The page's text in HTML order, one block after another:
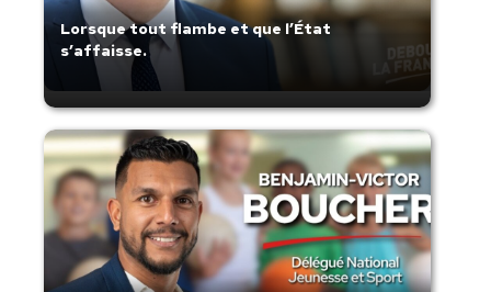
Lorsque tout flambe et que l’État
s’affaisse.